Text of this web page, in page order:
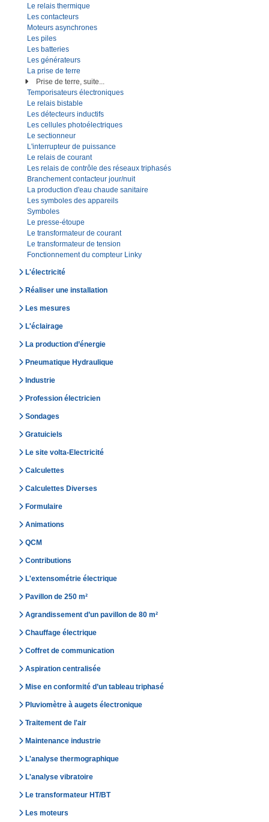
Le relais thermique
Les contacteurs
Moteurs asynchrones
Les piles
Les batteries
Les générateurs
La prise de terre
Prise de terre, suite...
Temporisateurs électroniques
Le relais bistable
Les détecteurs inductifs
Les cellules photoélectriques
Le sectionneur
L'interrupteur de puissance
Le relais de courant
Les relais de contrôle des réseaux triphasés
Branchement contacteur jour/nuit
La production d'eau chaude sanitaire
Les symboles des appareils
Symboles
Le presse-étoupe
Le transformateur de courant
Le transformateur de tension
Fonctionnement du compteur Linky
L'électricité
Réaliser une installation
Les mesures
L'éclairage
La production d’énergie
Pneumatique Hydraulique
Industrie
Profession électricien
Sondages
Gratuiciels
Le site volta-Electricité
Calculettes
Calculettes Diverses
Formulaire
Animations
QCM
Contributions
L'extensométrie électrique
Pavillon de 250 m²
Agrandissement d’un pavillon de 80 m²
Chauffage électrique
Coffret de communication
Aspiration centralisée
Mise en conformité d’un tableau triphasé
Pluviomètre à augets électronique
Traitement de l'air
Maintenance industrie
L'analyse thermographique
L'analyse vibratoire
Le transformateur HT/BT
Les moteurs